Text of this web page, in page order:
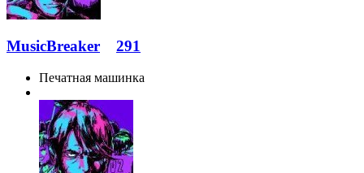
MusicBreaker 291
Печатная машинка